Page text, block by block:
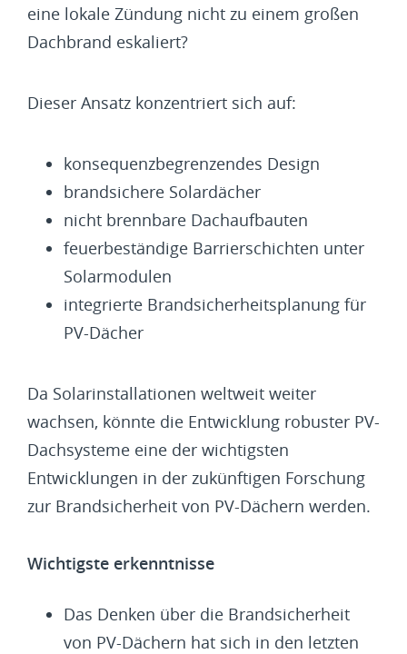
eine lokale Zündung nicht zu einem großen
Dachbrand eskaliert?
Dieser Ansatz konzentriert sich auf:
konsequenzbegrenzendes Design
brandsichere Solardächer
nicht brennbare Dachaufbauten
feuerbeständige Barrierschichten unter
Solarmodulen
integrierte Brandsicherheitsplanung für
PV-Dächer
Da Solarinstallationen weltweit weiter
wachsen, könnte die Entwicklung robuster PV-
Dachsysteme eine der wichtigsten
Entwicklungen in der zukünftigen Forschung
zur Brandsicherheit von PV-Dächern werden.
Wichtigste erkenntnisse
Das Denken über die Brandsicherheit
von PV-Dächern hat sich in den letzten